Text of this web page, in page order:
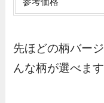
先ほどの柄バー
んな柄が選べます